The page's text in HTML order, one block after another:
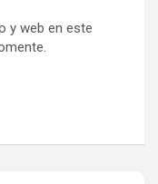
y web en este